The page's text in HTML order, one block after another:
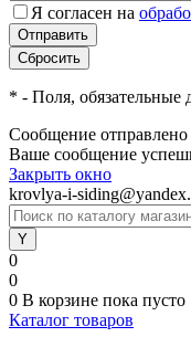
Я согласен на
* - Поля, обязательные
Сообщение отправлено
Ваше сообщение
Закрыть окно
krovlya-i-
0
0
0 В корзине пока пусто
Каталог товаров